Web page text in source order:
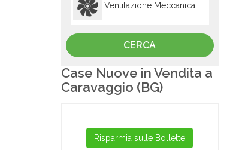
Ventilazione Meccanica
Case Nuove in Vendita a
Caravaggio (BG)
Risparmia sulle Bollette